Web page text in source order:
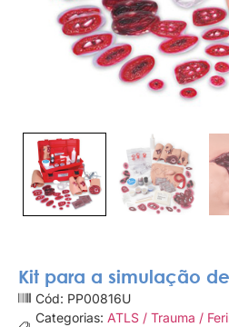
Kit para a simulação
Cód: PP00816U
Categorias: ATLS / Trauma /